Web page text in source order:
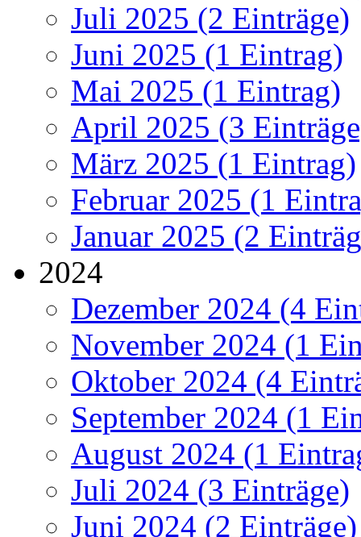
Juli 2025 (2 Einträge)
Juni 2025 (1 Eintrag)
Mai 2025 (1 Eintrag)
April 2025 (3
März 2025 (1 Eintrag)
Februar 2025 (1
Januar 2025 (2
2024
Dezember 2024 (4
November 2024 (1
Oktober 2024 (4
September 2024 (1
August 2024 (1
Juli 2024 (3 Einträge)
Juni 2024 (2 Einträge)